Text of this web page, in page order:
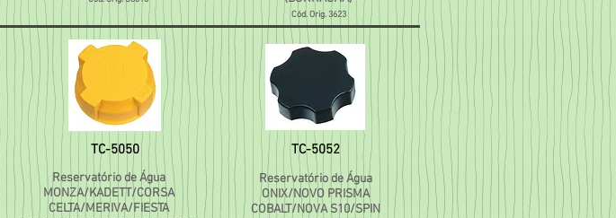
Cód. Orig. 3623
TC-5050 TC-5052
Reservatório de Água
MONZA/KADETT/CORSA
CELTA/MERIVA/FIESTA
Reservatório de Água
ONIX/NOVO PRISMA
COBALT/NOVA S10/SPIN